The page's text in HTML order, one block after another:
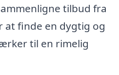
tilbud fra
finde en dygtig og
til en rimelig